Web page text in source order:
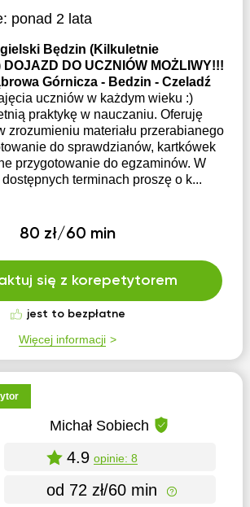
ponad 2 lata
Będzin (Kilkuletnie
DO UCZNIÓW MOŻLIWY!!!
Górnicza - Bedzin - Czeladź
uczniów w każdym wieku :)
praktykę w nauczaniu. Oferuję
zrozumieniu materiału przerabianego
do sprawdzianów, kartkówek
przygotowanie do egzaminów. W
terminach proszę o k...
80 zł/60 min
się z korepetytorem
jest to bezpłatne
Więcej informacji
Michał Sobiech
4.9 opinie: 8
od 72 zł/60 min